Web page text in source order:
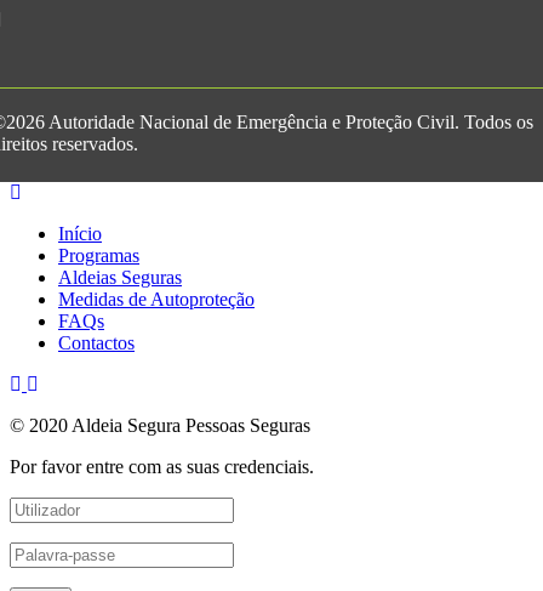
Autoridade Nacional de Emergência e Proteção Civil. Todos os
reservados.
Início
Programas
Aldeias Seguras
Medidas de Autoproteção
FAQs
Contactos
© 2020 Aldeia Segura Pessoas Seguras
Por favor entre com as suas credenciais.